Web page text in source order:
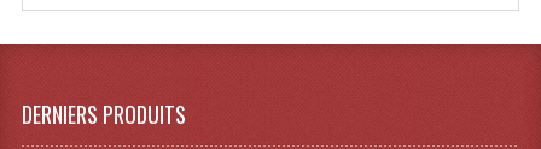
Pupitre Pour Discours
Système Sans Fil In-Ear Monitoring
DERNIERS PRODUITS